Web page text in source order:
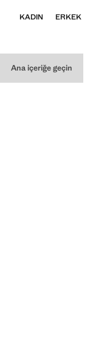
Ana içeriğe geçin
KADIN ERKEK